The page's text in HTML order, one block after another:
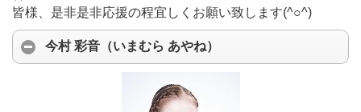
皆様、是非是非応援の程宜しくお願い致します(^○^)
今村 彩音（いまむら あやね）